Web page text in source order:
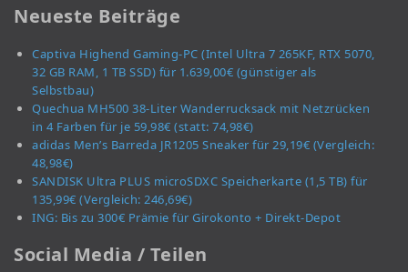
Neueste Beiträge
Captiva Highend Gaming-PC (Intel Ultra 7 265KF, RTX 5070,
32 GB RAM, 1 TB SSD) für 1.639,00€ (günstiger als
Selbstbau)
Quechua MH500 38-Liter Wanderrucksack mit Netzrücken
in 4 Farben für je 59,98€ (statt: 74,98€)
adidas Men’s Barreda JR1205 Sneaker für 29,19€ (Vergleich:
48,98€)
SANDISK Ultra PLUS microSDXC Speicherkarte (1,5 TB) für
135,99€ (Vergleich: 246,69€)
ING: Bis zu 300€ Prämie für Girokonto + Direkt-Depot
Social Media / Teilen